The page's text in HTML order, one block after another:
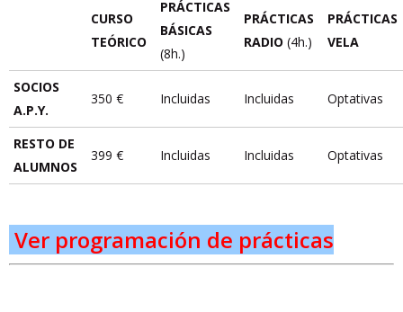
CURSO
TEÓRICO
PRÁCTICAS
BÁSICAS
(8h.)
PRÁCTICAS
RADIO (4h.)
PRÁCTICAS
VELA
SOCIOS
A.P.Y.
350 € Incluidas Incluidas Optativas
RESTO DE
ALUMNOS
399 € Incluidas Incluidas Optativas
Ver programación de prácticas